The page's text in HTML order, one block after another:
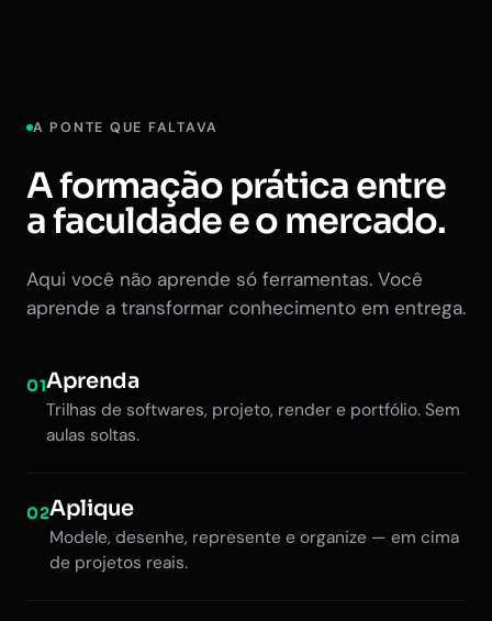
A PONTE QUE FALTAVA
A formação prática entre
a faculdade e o mercado.
Aqui você não aprende só ferramentas. Você
aprende a transformar conhecimento em entrega.
01Aprenda
Trilhas de softwares, projeto, render e portfólio. Sem
aulas soltas.
02Aplique
Modele, desenhe, represente e organize — em cima
de projetos reais.